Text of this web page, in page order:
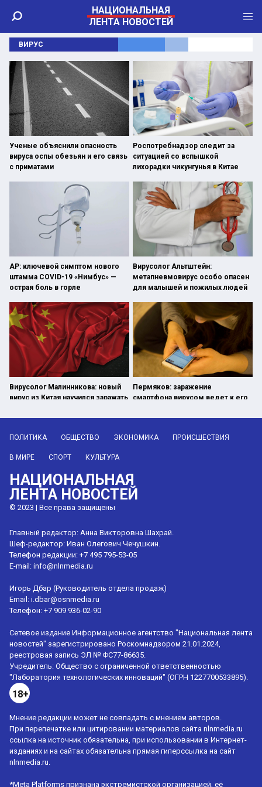
НАЦИОНАЛЬНАЯ
ЛЕНТА НОВОСТЕЙ
ВИРУС
Ученые объяснили опасность
вируса оспы обезьян и его связь
с приматами
Роспотребнадзор следит за
ситуацией со вспышкой
лихорадки чикунгунья в Китае
AP: ключевой симптом нового
штамма COVID-19 «Нимбус» —
острая боль в горле
Вирусолог Альтштейн:
метапневмовирус особо опасен
для малышей и пожилых людей
Вирусолог Малинникова: новый
вирус из Китая научился заражать
Пермяков: заражение
смартфона вирусом ведет к его
ПОЛИТИКА ОБЩЕСТВО ЭКОНОМИКА ПРОИСШЕСТВИЯ
В МИРЕ СПОРТ КУЛЬТУРА
НАЦИОНАЛЬНАЯ
ЛЕНТА НОВОСТЕЙ
© 2023 | Все права защищены
Главный редактор: Анна Викторовна Шахрай.
Шеф-редактор: Иван Олегович Чечушкин.
Телефон редакции: +7 495 795-53-05
E-mail: info@nlnmedia.ru
Игорь Дбар (Руководитель отдела продаж)
Email: i.dbar@osnmedia.ru
Телефон: +7 909 936-02-90
Сетевое издание Информационное агентство "Национальная лента
новостей" зарегистрировано Роскомнадзором 21.01.2024,
реестровая запись ЭЛ № ФС77-86635.
Учредитель: Общество с ограниченной ответственностью
"Лаборатория технологических инноваций" (ОГРН 1227700533895).
18+
Мнение редакции может не совпадать с мнением авторов.
При перепечатке или цитировании материалов сайта nlnmedia.ru
ссылка на источник обязательна, при использовании в Интернет-
изданиях и на сайтах обязательна прямая гиперссылка на сайт
nlnmedia.ru.
*Meta Platforms признана экстремистской организацией, её